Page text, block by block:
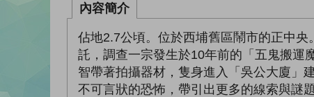
內容簡介
佔地2.7公頃。位於西埔舊區鬧市的正中
託，調查一宗發生於10年前的「五鬼搬
智帶著拍攝器材，隻身進入「吳公大廈」
不可言狀的恐怖，帶引出更多的線索與